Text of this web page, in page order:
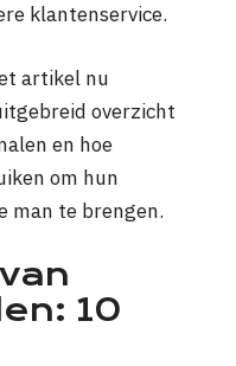
klantenservice.
artikel nu
overzicht
en hoe
om hun
man te brengen.
10